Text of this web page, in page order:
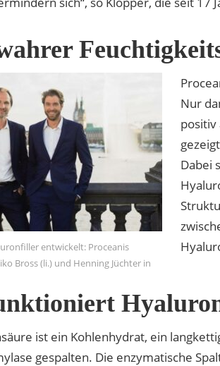
entwickelt: Proceanis
Bross (li.) und Henning Jüchter in
Nur
positiv
Dabei
ist ein Kohlenhydrat, ein
gespalten. Die enzymatische